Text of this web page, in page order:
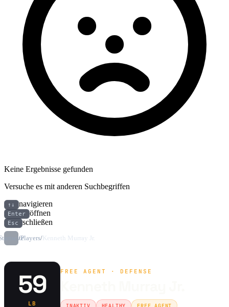
Keine Ergebnisse gefunden
Versuche es mit anderen Suchbegriffen
↑↓ navigieren
Enter öffnen
Esc schließen
/Players/Kenneth Murray Jr.
59
LB
FREE AGENT · DEFENSE
INAKTIV HEALTHY FREE AGENT